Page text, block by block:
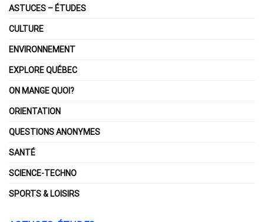
ASTUCES – ÉTUDES
CULTURE
ENVIRONNEMENT
EXPLORE QUÉBEC
ON MANGE QUOI?
ORIENTATION
QUESTIONS ANONYMES
SANTÉ
SCIENCE-TECHNO
SPORTS & LOISIRS